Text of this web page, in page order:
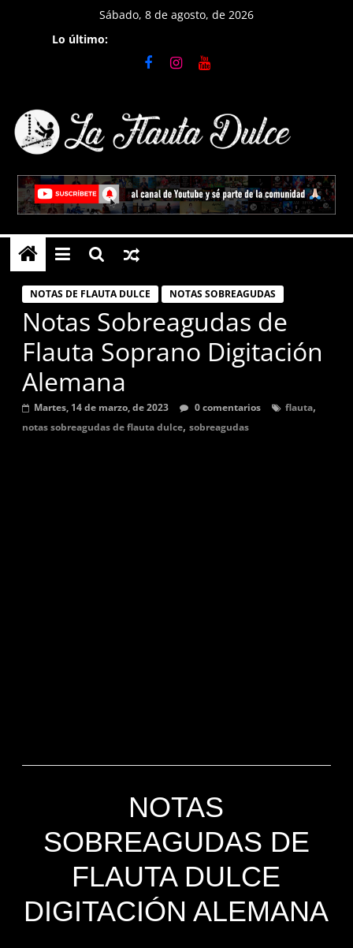
contenido
Sábado, 8 de agosto, de 2026
Lo último:
La
Flauta
Dulce
Tutoriales
Flauta
Dulce,
notas
graves,
agudas,
sostenidas
NOTAS DE FLAUTA DULCE NOTAS SOBREAGUDAS
Notas Sobreagudas de
Flauta Soprano Digitación
Alemana
Martes, 14 de marzo, de 2023 0 comentarios flauta,
notas sobreagudas de flauta dulce,sobreagudas
NOTAS
SOBREAGUDAS DE
FLAUTA DULCE
DIGITACIÓN ALEMANA